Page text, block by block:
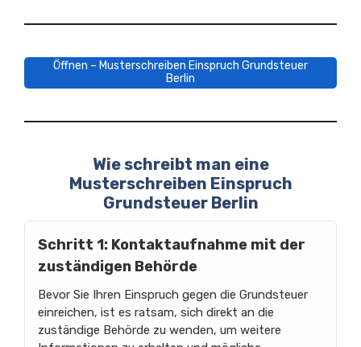
Öffnen – Musterschreiben Einspruch Grundsteuer
Berlin
Wie schreibt man eine
Musterschreiben Einspruch
Grundsteuer Berlin
Schritt 1: Kontaktaufnahme mit der
zuständigen Behörde
Bevor Sie Ihren Einspruch gegen die Grundsteuer
einreichen, ist es ratsam, sich direkt an die
zuständige Behörde zu wenden, um weitere